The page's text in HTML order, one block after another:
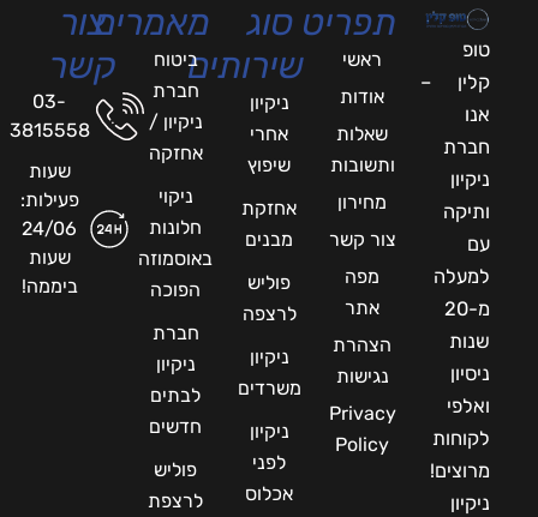
טופ
קלין –
אנו
חברת
ניקיון
ותיקה
עם
למעלה
מ-20
שנות
ניסיון
ואלפי
לקוחות
מרוצים!
ניקיון
תפריט
ראשי
אודות
שאלות
ותשובות
מחירון
צור קשר
מפה
אתר
הצהרת
נגישות
Privacy
Policy
סוג
שירותים
ניקיון
אחרי
שיפוץ
אחזקת
מבנים
פוליש
לרצפה
ניקיון
משרדים
ניקיון
לפני
אכלוס
מאמרים
ביטוח
חברת
ניקיון /
אחזקה
ניקוי
חלונות
באוסמוזה
הפוכה
חברת
ניקיון
לבתים
חדשים
פוליש
לרצפת
צור
קשר
03-
3815558
שעות
פעילות:
24/06
שעות
ביממה!